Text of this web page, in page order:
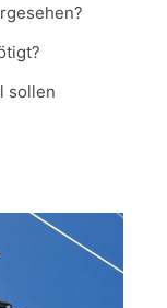
sollen